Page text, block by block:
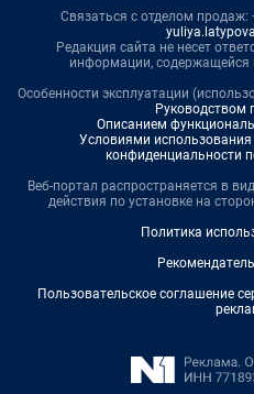
Связаться с отделом продаж:
Редакция сайта не несет
информации, содержащейся
Особенности эксплуатации
Руководством
Описанием
Условиями использования
конфиденциальности
Веб-портал распространяется в
действия по установке на
Политика
Пользовательское соглашение